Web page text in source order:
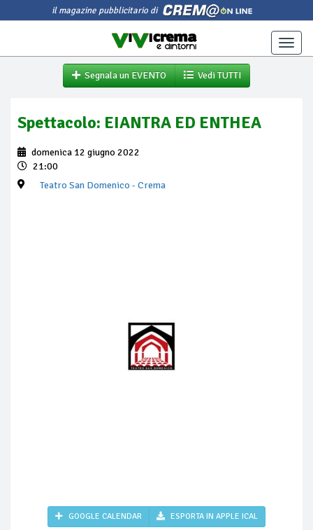
il magazine pubblicitario di
Toggle
Segnala un EVENTO
Vedi TUTTI
Spettacolo: EIANTRA ED ENTHEA
domenica 12 giugno 2022
21:00
Teatro San Domenico - Crema
GOOGLE CALENDAR ESPORTA IN APPLE ICAL